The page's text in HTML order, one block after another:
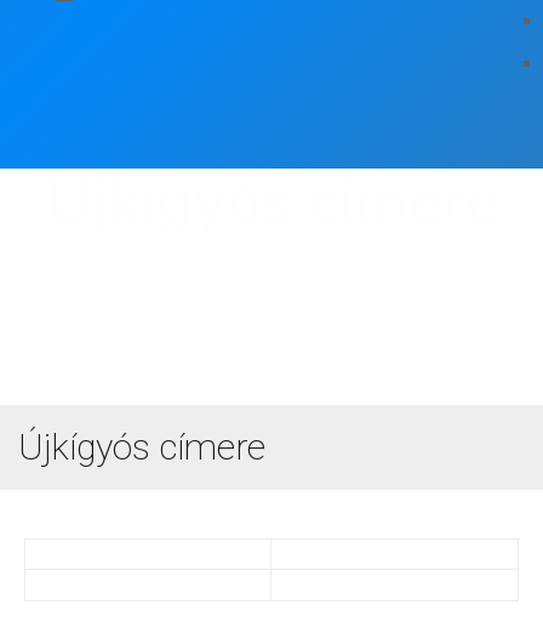
Újkígyós címere